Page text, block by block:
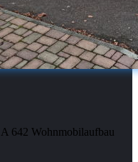
642 Wohnmobilaufbau